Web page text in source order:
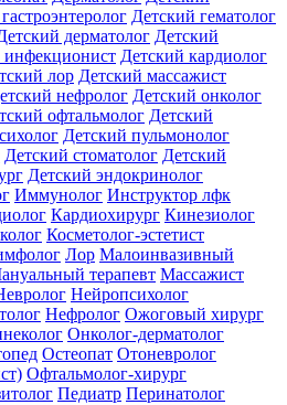
Детский гематолог
дерматолог Детский
инфекционист Детский кардиолог
лор Детский массажист
нефролог Детский онколог
офтальмолог Детский
Детский пульмонолог
Детский стоматолог Детский
Детский эндокринолог
Иммунолог Инструктор лфк
Кардиохирург Кинезиолог
Косметолог-эстетист
Лор Малоинвазивный
терапевт Массажист
Нейропсихолог
Нефролог Ожоговый хирург
Онколог-дерматолог
Остеопат Отоневролог
Офтальмолог-хирург
Педиатр Перинатолог